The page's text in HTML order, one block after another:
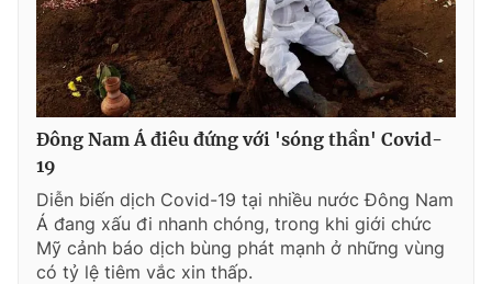
Đông Nam Á điêu đứng với 'sóng thần' Covid-
19
Diễn biến dịch Covid-19 tại nhiều nước Đông Nam
Á đang xấu đi nhanh chóng, trong khi giới chức
Mỹ cảnh báo dịch bùng phát mạnh ở những vùng
có tỷ lệ tiêm vắc xin thấp.